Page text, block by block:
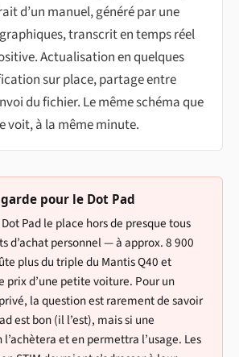
d’un manuel, généré par une
transcrit en temps réel
Actualisation en quelques
sur place, partage entre
du fichier. Le même schéma que
voit, à la même minute.
pour le Dot Pad
Pad le place hors de presque tous
d’achat personnel — à approx. 8 900
plus du triple du Mantis Q40 et
prix d’une petite voiture. Pour un
la question est rarement de savoir
est bon (il l’est), mais si une
et en permettra l’usage. Les